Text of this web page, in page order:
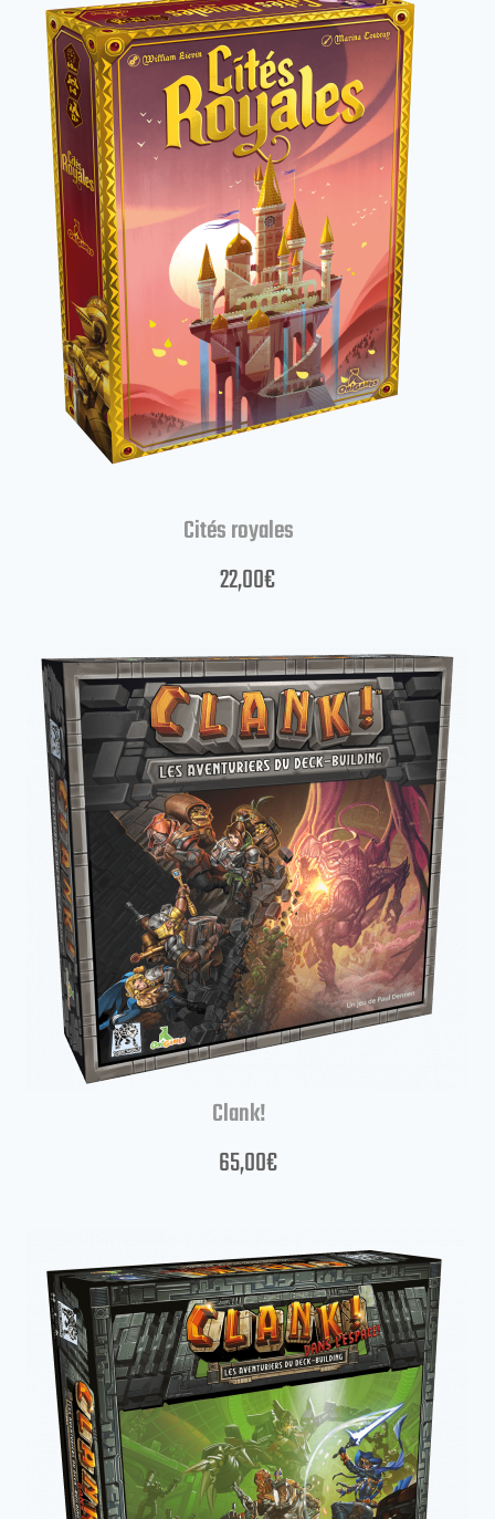
Cités royales
22,00€
Clank!
65,00€